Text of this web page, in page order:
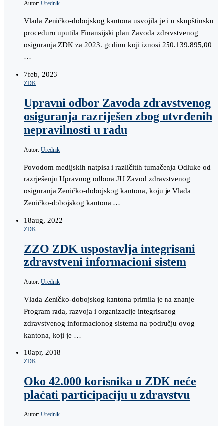
Autor: Urednik
Vlada Zeničko-dobojskog kantona usvojila je i u skupštinsku
proceduru uputila Finansijski plan Zavoda zdravstvenog
osiguranja ZDK za 2023. godinu koji iznosi 250.139.895,00
…
7feb, 2023
ZDK
Upravni odbor Zavoda zdravstvenog
osiguranja razriješen zbog utvrđenih
nepravilnosti u radu
Autor: Urednik
Povodom medijskih natpisa i različitih tumačenja Odluke od
razrješenju Upravnog odbora JU Zavod zdravstvenog
osiguranja Zeničko-dobojskog kantona, koju je Vlada
Zeničko-dobojskog kantona …
18aug, 2022
ZDK
ZZO ZDK uspostavlja integrisani
zdravstveni informacioni sistem
Autor: Urednik
Vlada Zeničko-dobojskog kantona primila je na znanje
Program rada, razvoja i organizacije integrisanog
zdravstvenog informacionog sistema na području ovog
kantona, koji je …
10apr, 2018
ZDK
Oko 42.000 korisnika u ZDK neće
plaćati participaciju u zdravstvu
Autor: Urednik